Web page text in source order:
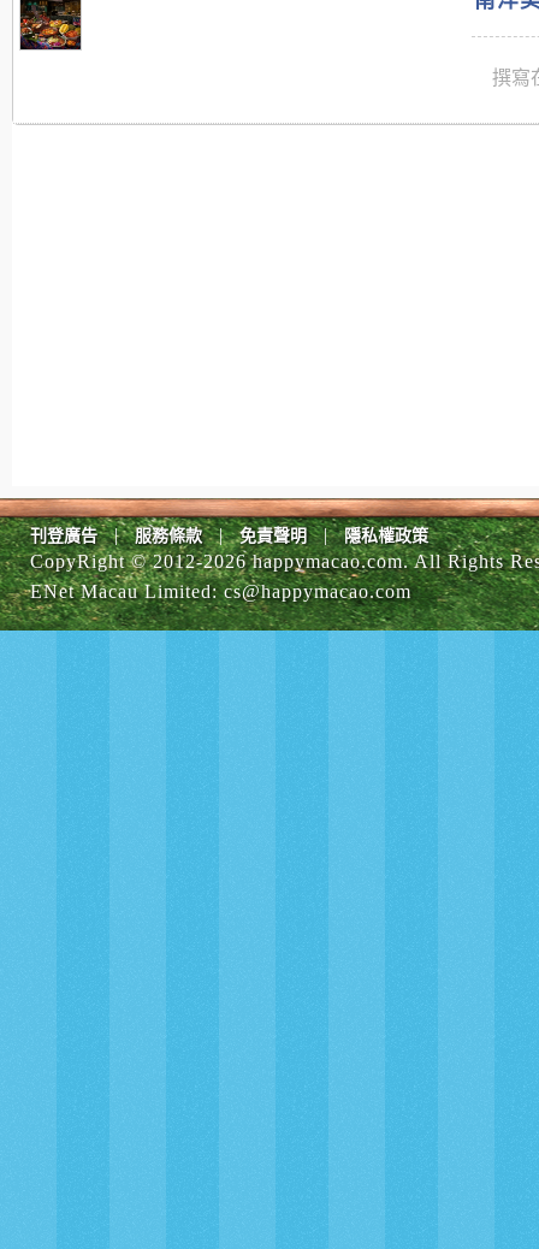
撰寫
刊登廣告 | 服務條款 | 免責聲明 | 隱私權政策
CopyRight © 2012-2026 happymacao.com. All Rights
ENet Macau Limited:cs@happymacao.com